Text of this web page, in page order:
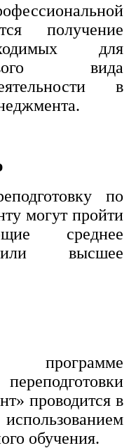
получение
для
вида
в
по
могут пройти
среднее
или высшее
проводится в
обучения.